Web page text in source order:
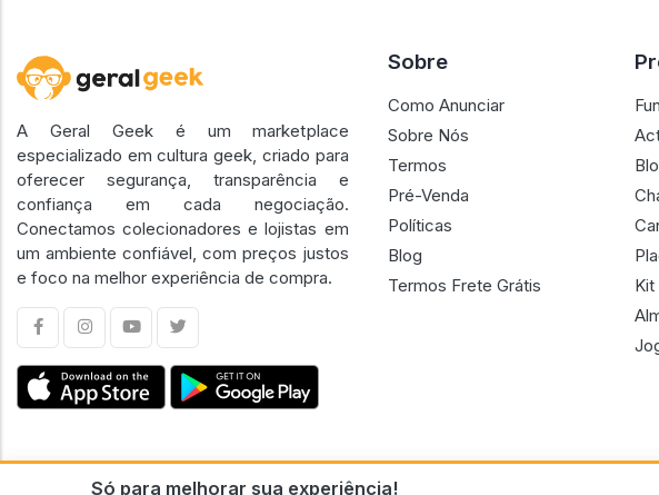
Só para melhorar sua experiência!
A Geral Geek é um marketplace
especializado em cultura geek, criado para
oferecer segurança, transparência e
confiança em cada negociação.
Conectamos colecionadores e lojistas em
um ambiente confiável, com preços justos
e foco na melhor experiência de compra.
Sobre
Como Anunciar
Sobre Nós
Termos
Pré-Venda
Políticas
Blog
Termos Frete Grátis